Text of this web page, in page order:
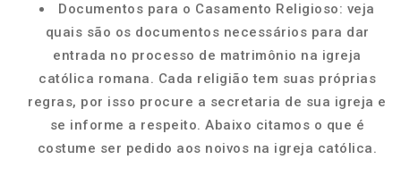
Documentos para o Casamento Religioso: veja
quais são os documentos necessários para dar
entrada no processo de matrimônio na igreja
católica romana. Cada religião tem suas próprias
regras, por isso procure a secretaria de sua igreja e
se informe a respeito. Abaixo citamos o que é
costume ser pedido aos noivos na igreja católica.